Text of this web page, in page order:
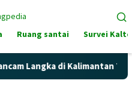
Ruang santai Survei
Langka di Kalimantan Tengah?